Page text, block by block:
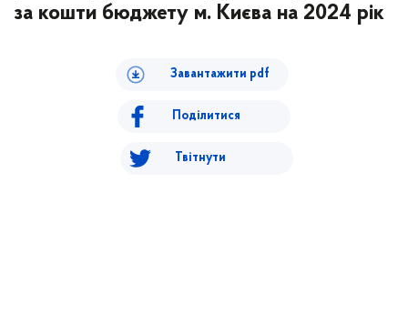
за кошти бюджету м. Києва на 2024 рік
Завантажити pdf
Поділитися
Твітнути